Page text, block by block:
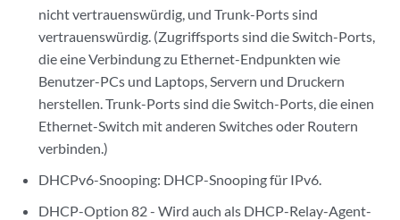
nicht vertrauenswürdig, und Trunk-Ports sind
vertrauenswürdig. (Zugriffsports sind die Switch-Ports,
die eine Verbindung zu Ethernet-Endpunkten wie
Benutzer-PCs und Laptops, Servern und Druckern
herstellen. Trunk-Ports sind die Switch-Ports, die einen
Ethernet-Switch mit anderen Switches oder Routern
verbinden.)
DHCPv6-Snooping: DHCP-Snooping für IPv6.
DHCP-Option 82 - Wird auch als DHCP-Relay-Agent-